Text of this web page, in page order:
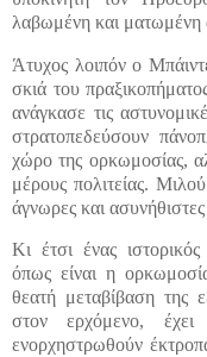
λαβωμένη και ματωμένη
Άτυχος λοιπόν ο
σκιά του
ανάγκασε τις
στρατοπεδεύσουν
χώρο της ορκωμοσίας,
μέρους πολιτείας.
άγνωρες και
Κι έτσι ένας
όπως είναι η
θεατή μεταβίβαση της
στον ερχόμενο,
ενορχηστρωθούν